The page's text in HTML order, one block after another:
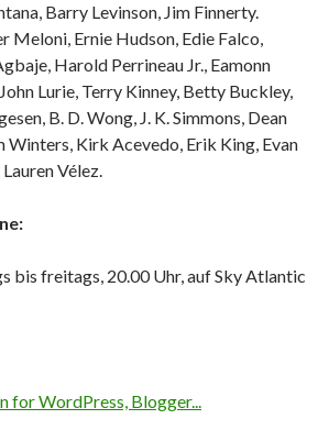
Barry Levinson, Jim Finnerty.
Meloni, Ernie Hudson, Edie Falco,
Harold Perrineau Jr., Eamonn
Lurie, Terry Kinney, Betty Buckley,
B. D. Wong, J. K. Simmons, Dean
Kirk Acevedo, Erik King, Evan
Vélez.
bis freitags, 20.00 Uhr, auf Sky Atlantic